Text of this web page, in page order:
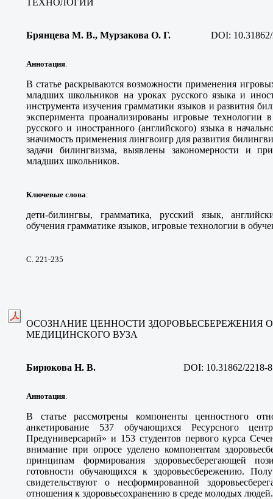
ТЕХНОЛОГИЙ
Брянцева М. В., Мурзакова О. Г. DOI:
Аннотация.
В статье раскрываются возможности применения
младших школьников на уроках русского языка и
инструмента изучения грамматики языков и развития
эксперимента проанализированы игровые технологии
русского и иностранного (английского) языка в
значимость применения лингвоигр для развития
задачи билингвизма, выявлены закономерности и
младших школьников.
Ключевые слова:
дети-билингвы, грамматика, русский язык,
обучения грамматике языков, игровые технологии в
С. 221-235
ОСОЗНАНИЕ ЦЕННОСТИ
МЕДИЦИНСКОГО ВУЗА
Бирюкова Н. В. DOI: 10.31862/2218-
Аннотация.
В статье рассмотрены компоненты ценностного
анкетирование 537 обучающихся Ресурсного
Предуниверсарий» и 153 студентов первого курса
внимание при опросе уделено компонентам
принципам формирования здоровьесберегающей
готовности обучающихся к здоровьесбережению.
свидетельствуют о несформированной
отношения к здоровьесохранению в среде молодых людей.